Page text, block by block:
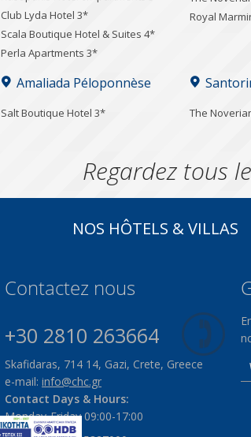
Club Lyda Hotel 3*
Scala Boutique Hotel & Suites 4*
Perla Apartments 3*
Royal
Amaliada Péloponnèse
Salt Boutique Hotel 3* The
Regardez tous
NOS HÔTELS & VILLAS
Contactez nous
+30 2810 263664
Skafidaras, 714 14, Gazi, Crete, Greece
e-mail: info@chc.gr
Contact Days & Hours:
Monday-Friday 09:00-17:00